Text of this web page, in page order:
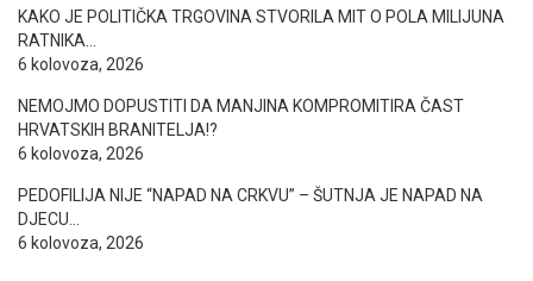
KAKO JE POLITIČKA TRGOVINA STVORILA MIT O POLA MILIJUNA
RATNIKA…
6 kolovoza, 2026
NEMOJMO DOPUSTITI DA MANJINA KOMPROMITIRA ČAST
HRVATSKIH BRANITELJA!?
6 kolovoza, 2026
PEDOFILIJA NIJE “NAPAD NA CRKVU” – ŠUTNJA JE NAPAD NA
DJECU…
6 kolovoza, 2026